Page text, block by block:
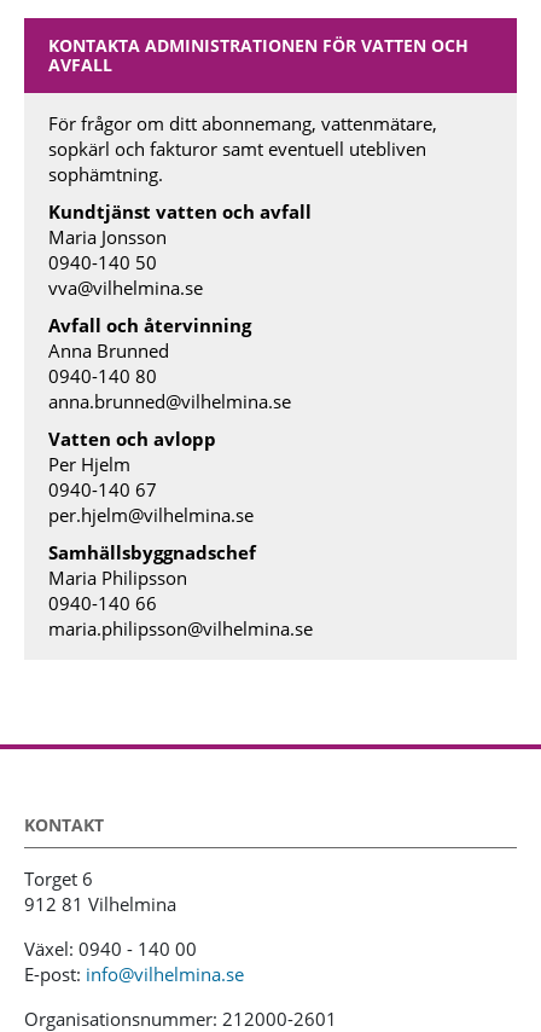
KONTAKTA ADMINISTRATIONEN FÖR VATTEN OCH
AVFALL
För frågor om ditt abonnemang, vattenmätare,
sopkärl och fakturor samt eventuell utebliven
sophämtning.
Kundtjänst vatten och avfall
Maria Jonsson
0940-140 50
vva@vilhelmina.se
Avfall och återvinning
Anna Brunned
0940-140 80
anna.brunned@vilhelmina.se
Vatten och avlopp
Per Hjelm
0940-140 67
per.hjelm@vilhelmina.se
Samhällsbyggnadschef
Maria Philipsson
0940-140 66
maria.philipsson@vilhelmina.se
KONTAKT
Torget 6
912 81 Vilhelmina
Växel: 0940 - 140 00
E-post: info@vilhelmina.se
Organisationsnummer: 212000-2601